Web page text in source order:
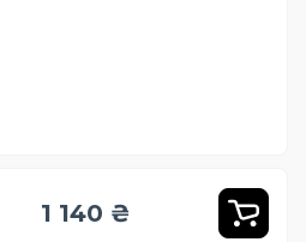
1 140 ₴